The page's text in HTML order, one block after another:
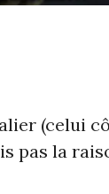
(celui
pas la